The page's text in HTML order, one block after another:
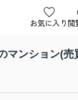
お気に入り 閲
マンション(売